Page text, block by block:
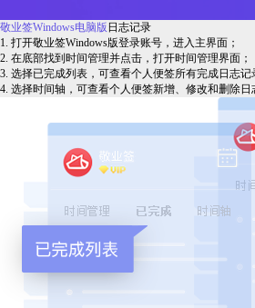
敬业签Windows电脑版 日志记录
1. 打开敬业签Windows版登录账号，进入主界面；
2. 在底部找到时间管理并点击，打开时间管理界面；
3. 选择已完成列表，可查看个人便签所有完成日志记
4. 选择时间轴，可查看个人便签新增、修改和删除日